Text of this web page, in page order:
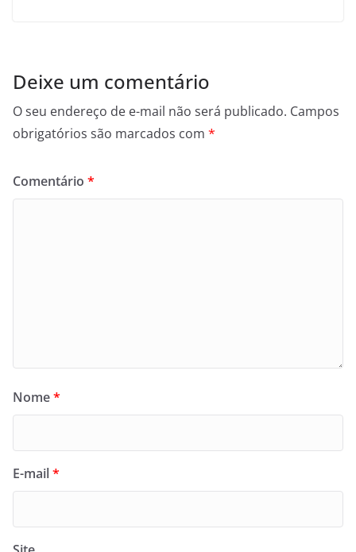
Deixe um comentário
O seu endereço de e-mail não será publicado. Campos
obrigatórios são marcados com *
Comentário *
Nome*
E-mail*